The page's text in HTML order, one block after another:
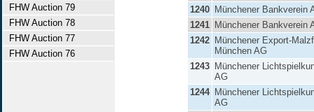
FHW Auction 79
FHW Auction 78
FHW Auction 77
FHW Auction 76
1240 Münchener Bankverein
1241 Münchener Bankverein
1242 Münchener Export-
München AG
1243 Münchener
AG
1244 Münchener
AG